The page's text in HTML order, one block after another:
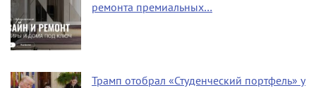
ремонта премиальных…
Трамп отобрал «Студенческий портфель» у